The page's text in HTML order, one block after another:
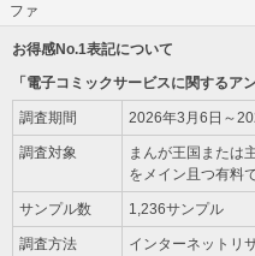
ファ
お得感No.1表記について
「電子コミックサービスに関するア
調査期間 2026年3月6日～
調査対象
まんが王国または
をメイン且つ有料
サンプル数 1,236サンプル
調査方法 インターネットリ